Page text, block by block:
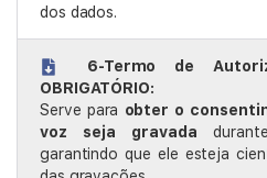
dos dados.
6-Termo de
OBRIGATÓRIO:
Serve para obter o
voz seja gravada
garantindo que ele esteja